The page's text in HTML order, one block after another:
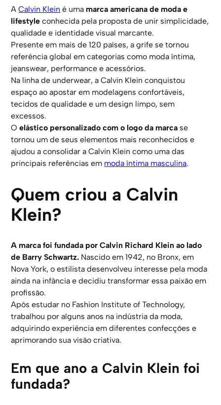
ACalvin Klein é uma marca americana de moda e
lifestyle conhecida pela proposta de unir simplicidade,
qualidade e identidade visual marcante.
Presente em mais de 120 países, a grife se tornou
referência global em categorias como moda íntima,
jeanswear, performance e acessórios.
Na linha de underwear, a Calvin Klein conquistou
espaço ao apostar em modelagens confortáveis,
tecidos de qualidade e um design limpo, sem
excessos.
Oelástico personalizado com o logo da marca se
tornou um de seus elementos mais reconhecidos e
ajudou a consolidar a Calvin Klein como uma das
principais referências em moda íntima masculina.
Quem criou a Calvin
Klein?
A marca foi fundada por Calvin Richard Klein ao lado
de Barry Schwartz. Nascido em 1942, no Bronx, em
Nova York, o estilista desenvolveu interesse pela moda
ainda na infância e decidiu transformar essa paixão em
profissão.
Após estudar no Fashion Institute of Technology,
trabalhou por alguns anos na indústria da moda,
adquirindo experiência em diferentes confecções e
aprimorando sua visão criativa.
Em que ano a Calvin Klein foi
fundada?